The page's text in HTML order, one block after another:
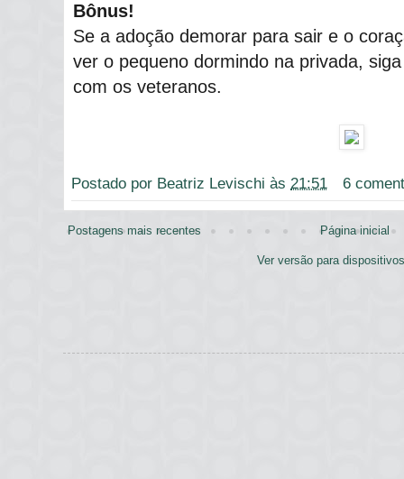
Bônus!
Se a adoção demorar para sair e o
ver o pequeno dormindo na privada,
com os veteranos.
Postado por Beatriz Levischi às 21:51 6
Postagens mais recentes Página inicial
Ver versão para